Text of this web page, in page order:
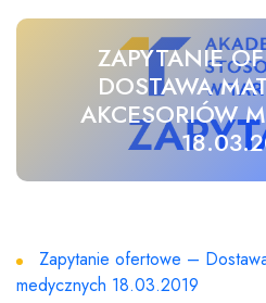
ZAPYTANIE
DOSTAWA
AKCESORIÓW
Zapytanie ofertowe –
medycznych 18.03.2019